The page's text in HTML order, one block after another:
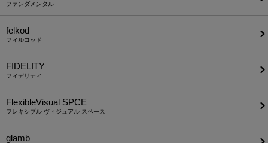
ファンダメンタル
felkod
フィルコッド
FIDELITY
フィデリティ
FlexibleVisual SPCE
フレキシブル ヴィジュアル スペース
glamb